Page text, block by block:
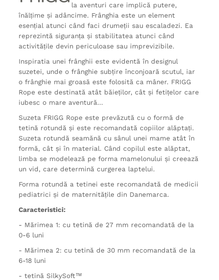
la aventuri care implică putere,
înălțime și adâncime. Frânghia este un element
esențial atunci când faci drumeții sau escaladezi. Ea
reprezintă siguranța și stabilitatea atunci când
activitățile devin periculoase sau imprevizibile.
Inspiratia unei frânghii este evidentă în designul
suzetei, unde o frânghie subțire înconjoară scutul, iar
o frânghie mai groasă este folosită ca mâner. FRIGG
Rope este destinată atât băieților, cât și fetițelor care
iubesc o mare aventură...
Suzeta FRIGG Rope este prevăzută cu o formă de
tetină rotundă și este recomandată copiilor alăptați.
Suzeta rotundă seamănă cu sânul unei mame atât în
formă, cât și în material. Când copilul este alăptat,
limba se modelează pe forma mamelonului și creează
un vid, care determină curgerea laptelui.
Forma rotundă a tetinei este recomandată de medicii
pediatrici și de maternitățile din Danemarca.
Caracteristici:
- Mărimea 1: cu tetină de 27 mm recomandată de la
0-6 luni
- Mărimea 2: cu tetină de 30 mm recomandată de la
6-18 luni
- tetină SilkySoft™